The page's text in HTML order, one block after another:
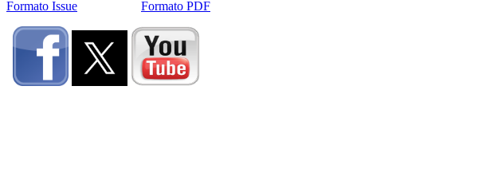
Formato Issue Formato PDF